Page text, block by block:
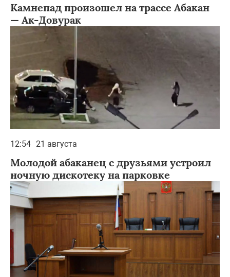
Камнепад произошел на трассе Абакан
— Ак-Довурак
12:54 21 августа
Молодой абаканец с друзьями устроил
ночную дискотеку на парковке